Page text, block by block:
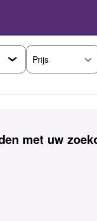
Prijs
met uw